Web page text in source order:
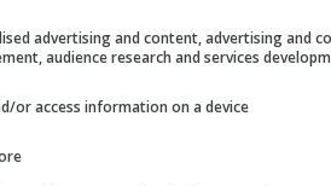
advertising and content, advertising and
audience research and services
or access information on a device